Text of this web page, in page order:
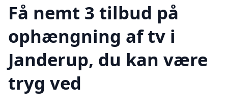
Få nemt 3 tilbud på
ophængning af tv i
Janderup, du kan være
tryg ved